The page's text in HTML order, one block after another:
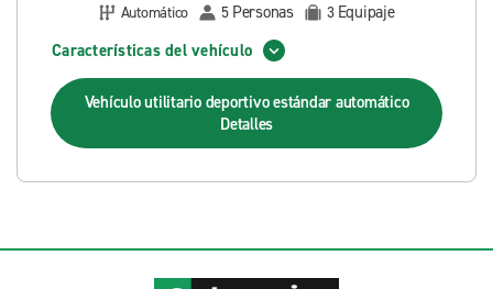
Automático
5 Personas 3 Equipaje
Características del vehículo
Vehículo utilitario deportivo estándar automático
Detalles